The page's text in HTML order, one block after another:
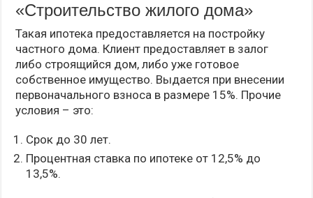
«Строительство жилого дома»
Такая ипотека предоставляется на постройку
частного дома. Клиент предоставляет в залог
либо строящийся дом, либо уже готовое
собственное имущество. Выдается при внесении
первоначального взноса в размере 15%. Прочие
условия – это:
Срок до 30 лет.
Процентная ставка по ипотеке от 12,5% до
13,5%.